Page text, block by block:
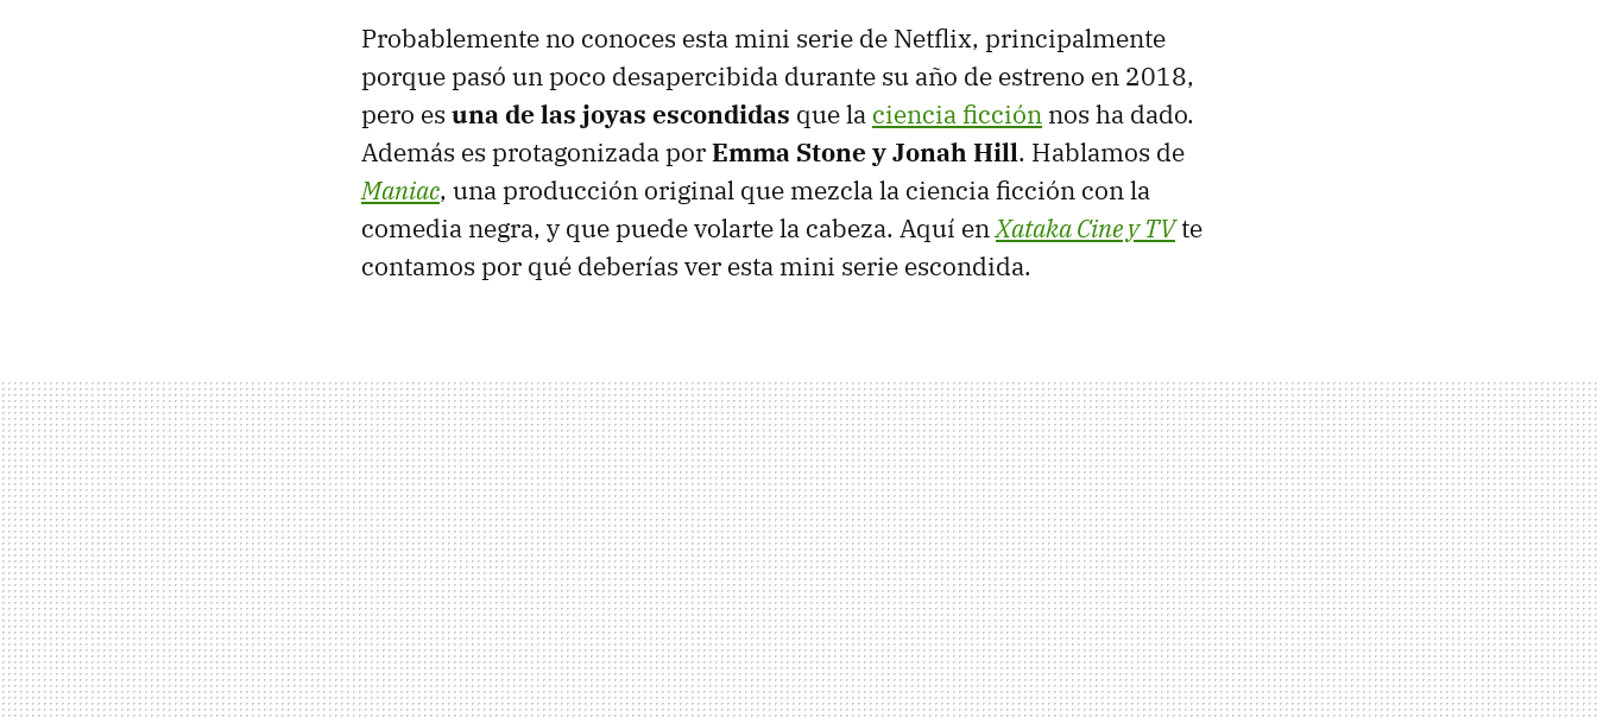
Probablemente no conoces esta mini serie de Netflix, principalmente
porque pasó un poco desapercibida durante su año de estreno en 2018,
pero es una de las joyas escondidas que la ciencia ficción nos ha dado.
Además es protagonizada porEmma Stone y Jonah Hill. Hablamos de
Maniac, una producción original que mezcla la ciencia ficción con la
comedia negra, y que puede volarte la cabeza. Aquí enXataka Cine y TVte
contamos por qué deberías ver esta mini serie escondida.